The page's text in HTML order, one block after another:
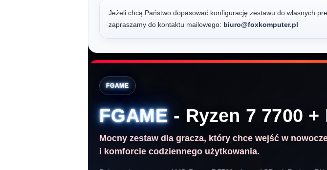
Jeżeli chcą Państwo dopasować konfigurację zestawu do własnych
zapraszamy do kontaktu mailowego: biuro@foxkomputer.pl
FGAME
FGAME- Ryzen 7 7700 +
Mocny zestaw dla gracza, który chce wejść w
i komforcie codziennego użytkowania.